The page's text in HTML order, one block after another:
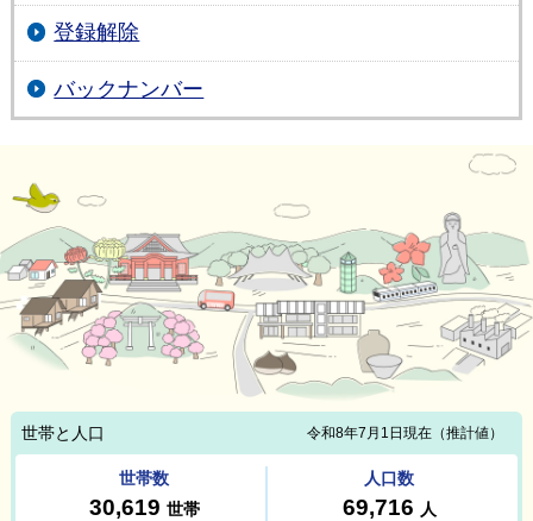
登録解除
バックナンバー